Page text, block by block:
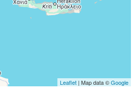
Leaflet | Map data ©Google